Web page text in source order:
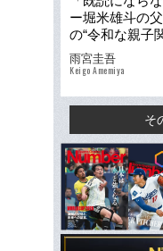
ー堀米雄斗の
の“令和な親子
るイメージが嫌
雨宮圭吾
Keigo Amemiya
そ